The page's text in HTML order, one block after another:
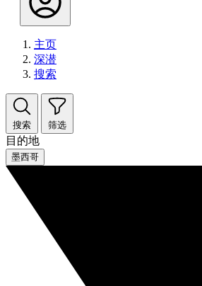
主页
深潜
搜索
搜索 筛选
目的地
墨西哥